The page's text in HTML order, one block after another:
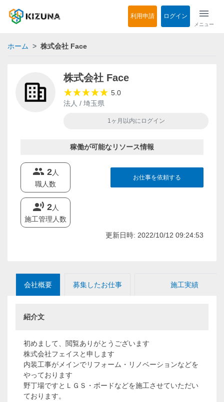
利用申請 ログイン menu
メニュー
ホーム 株式会社 Face
株式会社 Face
5.0
法人 / 埼玉県
1ヶ月以内にログイン
稼働が可能なリソース情報
groups
2人
職人数
record_voice_over 2人
施工管理人数
お仕事を依頼する
更新日時: 2022/10/12 09:24:53
会社概要 募集したお仕事 施工実績
紹介文
初めまして、閲覧ありがとうございます
株式会社フェイスと申します
内装工事がメインでリフォーム・リノベーションなどを
やっております
野丁場ですとＬＧＳ・ボードなどを施工させていただい
ております。